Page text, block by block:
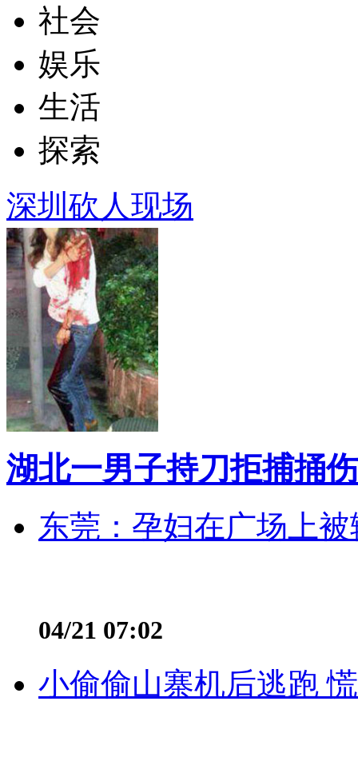
社会
娱乐
生活
探索
深圳砍人现场
湖北一男子持刀拒捕捅
东莞：孕妇在广场上
04/21 07:02
小偷偷山寨机后逃跑